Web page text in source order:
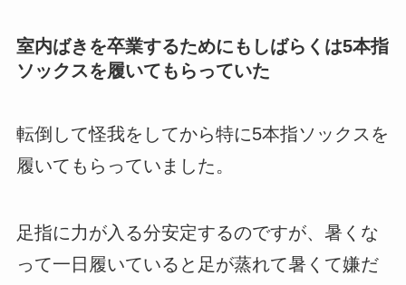
室内ばきを卒業するためにもしばらくは5本指
ソックスを履いてもらっていた
転倒して怪我をしてから特に5本指ソックスを
履いてもらっていました。
足指に力が入る分安定するのですが、暑くな
って一日履いていると足が蒸れて暑くて嫌だ